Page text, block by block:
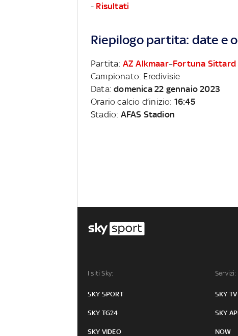
- Risultati
Riepilogo partita: date e
Partita: AZ Alkmaar–Fortuna Sittard
Campionato: Eredivisie
Data:domenica 22 gennaio 2023
Orario calcio d’inizio: 16:45
Stadio: AFAS Stadion
I siti Sky:
SKY SPORT
SKY TG24
SKY VIDEO
Servizi:
SKY TV
SKY
NOW